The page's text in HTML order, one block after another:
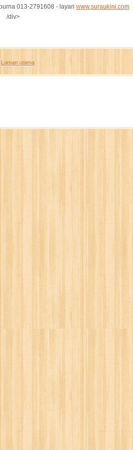
013-2791608 - layari www.suraukini.com
/div>
Laman utama